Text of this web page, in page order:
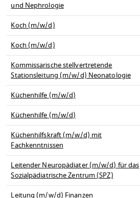
und Nephrologie
Koch (m/w/d)
Koch (m/w/d)
Kommissarische stellvertretende
Stationsleitung (m/w/d) Neonatologie
Küchenhilfe (m/w/d)
Küchenhilfe (m/w/d)
Küchenhilfskraft (m/w/d) mit
Fachkenntnissen
Leitender Neuropädiater (m/w/d) für das
Sozialpädiatrische Zentrum (SPZ)
Leitung (m/w/d) Finanzen